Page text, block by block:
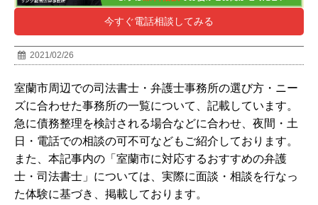
今すぐ電話相談してみる
2021/02/26
室蘭市周辺での司法書士・弁護士事務所の選び方・ニー
ズに合わせた事務所の一覧について、記載しています。
急に債務整理を検討される場合などに合わせ、夜間・土
日・電話での相談の可不可などもご紹介しております。
また、本記事内の「 室蘭市に対応するおすすめの弁護
士・司法書士」については、実際に面談・相談を行なっ
た体験に基づき、掲載しております。